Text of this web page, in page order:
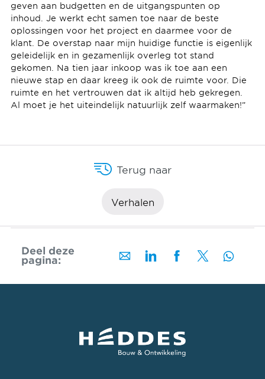
geven aan budgetten en de uitgangspunten op
inhoud. Je werkt echt samen toe naar de beste
oplossingen voor het project en daarmee voor de
klant. De overstap naar mijn huidige functie is eigenlijk
geleidelijk en in gezamenlijk overleg tot stand
gekomen. Na tien jaar inkoop was ik toe aan een
nieuwe stap en daar kreeg ik ook de ruimte voor. Die
ruimte en het vertrouwen dat ik altijd heb gekregen.
Al moet je het uiteindelijk natuurlijk zelf waarmaken!”
Terug naar
Verhalen
Deel deze
pagina: